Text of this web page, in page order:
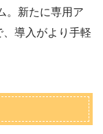
。新たに専用ア
導入がより手軽